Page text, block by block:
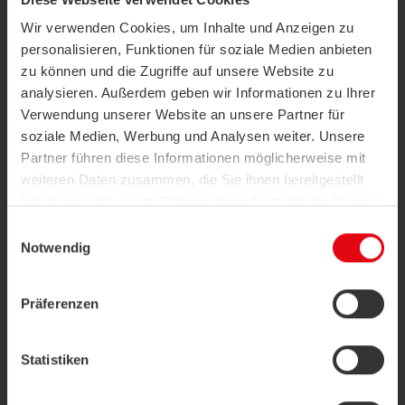
Wir verwenden Cookies, um Inhalte und Anzeigen zu
personalisieren, Funktionen für soziale Medien anbieten
zu können und die Zugriffe auf unsere Website zu
analysieren. Außerdem geben wir Informationen zu Ihrer
Verwendung unserer Website an unsere Partner für
soziale Medien, Werbung und Analysen weiter. Unsere
Partner führen diese Informationen möglicherweise mit
weiteren Daten zusammen, die Sie ihnen bereitgestellt
Notwendig
Präferenzen
Statistiken
Schema di connessione al cloud LoRaWAN
Building Management System (BMS) Integration
server into a single device while also handling protocol
conversion. It directly converts LoRaWAN
integration with a Building Management System (BMS).